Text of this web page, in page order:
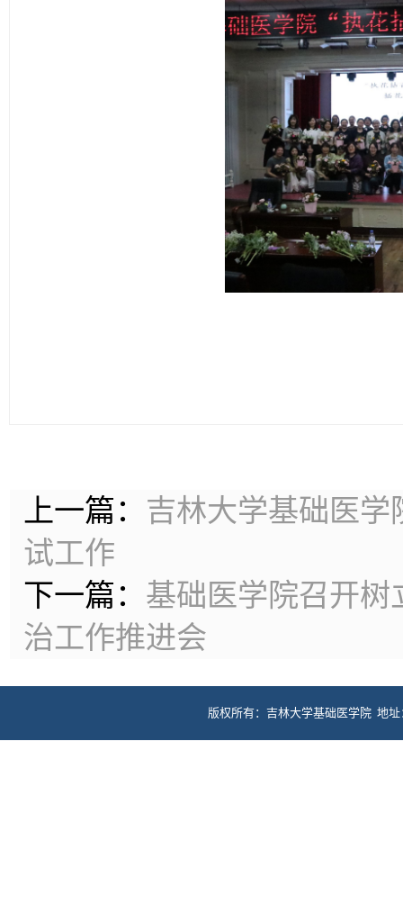
上一篇： 吉林大学基础医
试工作
下一篇： 基础医学院召开树
治工作推进会
版权所有：吉林大学基础医学院 地